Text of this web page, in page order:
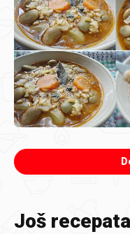
Još